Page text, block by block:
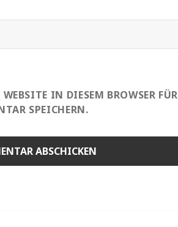
IN DIESEM BROWSER FÜR
SPEICHERN.